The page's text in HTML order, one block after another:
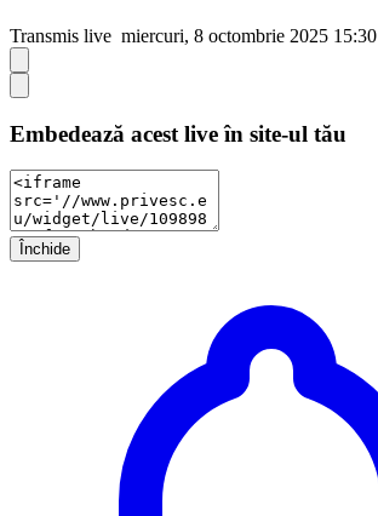
Transmis live miercuri, 8 octombrie 2025 15:30
Embedează acest live în site-ul tău
Închide